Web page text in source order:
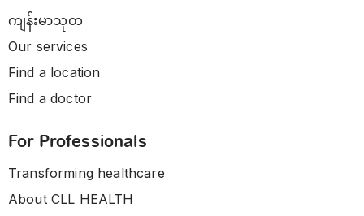
ကျန်းမာသုတ
Our services
Find a location
Find a doctor
For Professionals
Transforming healthcare
About CLL HEALTH